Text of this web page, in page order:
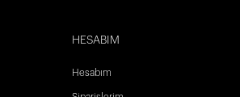
HESABIM
Hesabım